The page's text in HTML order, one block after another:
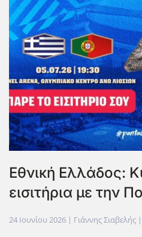
Εθνική Ελλάδος:
εισιτήρια με την
24 Ιουνίου 2026 | Γιάννης Σιαβελής |